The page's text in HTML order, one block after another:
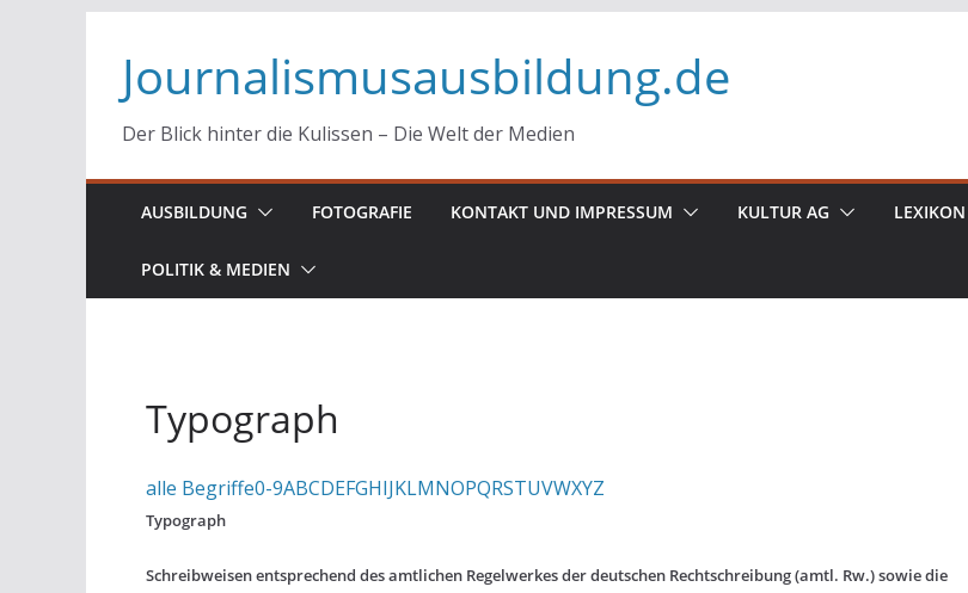
Inhalt
springen
Journalismusausbildung.de
Der Blick hinter die Kulissen – Die Welt der Medien
AUSBILDUNG FOTOGRAFIE KONTAKT UND IMPRESSUM KULTUR AG LEXIKON
POLITIK & MEDIEN
Typograph
alle Begriffe0-9ABCDEFGHIJKLMNOPQRSTUVWXYZ
Typograph
Schreibweisen entsprechend des amtlichen Regelwerkes der deutschen Rechtschreibung (amtl. Rw.) sowie die